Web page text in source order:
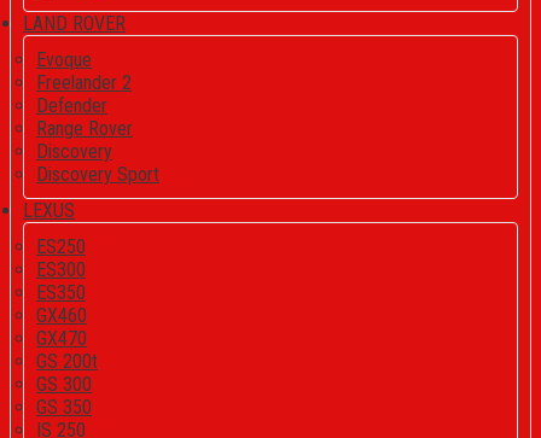
LAND ROVER
Evoque
Freelander 2
Defender
Range Rover
Discovery
Discovery Sport
LEXUS
ES250
ES300
ES350
GX460
GX470
GS 200t
GS 300
GS 350
IS 250